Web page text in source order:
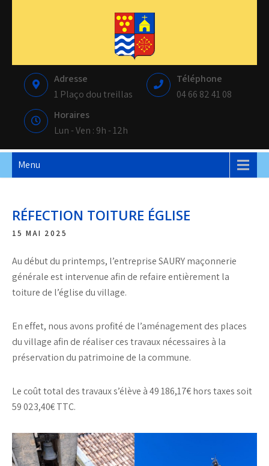
Mairie de Saint-Paul-les-Fonts
Adresse
1 Plaço dou treillas
Téléphone
04 66 82 41 08
Horaires
Lun - Ven : 9h - 12h
Menu
RÉFECTION TOITURE ÉGLISE
15 MAI 2025
Au début du printemps, l’entreprise SAURY maçonnerie
générale est intervenue afin de refaire entièrement la
toiture de l’église du village.
En effet, nous avons profité de l’aménagement des places
du village afin de réaliser ces travaux nécessaires à la
préservation du patrimoine de la commune.
Le coût total des travaux s’élève à 49 186,17€ hors taxes soit
59 023,40€ TTC.